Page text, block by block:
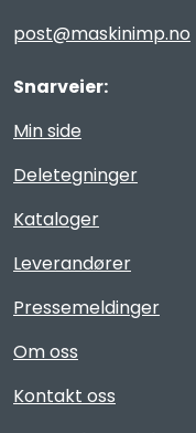
post@maskinimp.no
Snarveier:
Min side
Deletegninger
Kataloger
Leverandører
Pressemeldinger
Om oss
Kontakt oss